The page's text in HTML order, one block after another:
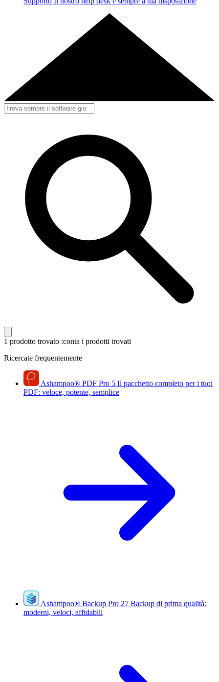
1 prodotto trovato :conta i prodotti trovati
Ricercate frequentemente
Ashampoo® PDF Pro 5 Il pacchetto completo per i tuoi
PDF: veloce, potente, semplice
Ashampoo® Backup Pro 27 Backup di prima qualità:
moderni, veloci, affidabili